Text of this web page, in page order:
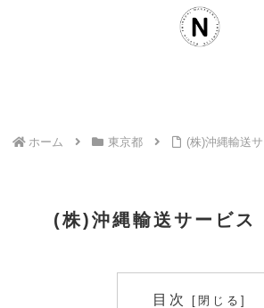
ホーム 東京都 (株)沖縄輸送
(株)沖縄輸送サービス
目次